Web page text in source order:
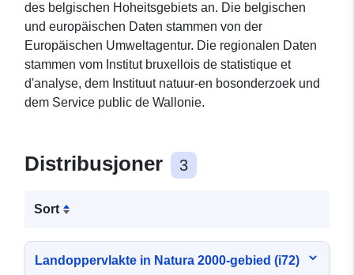
des belgischen Hoheitsgebiets an. Die belgischen
und europäischen Daten stammen von der
Europäischen Umweltagentur. Die regionalen Daten
stammen vom Institut bruxellois de statistique et
d'analyse, dem Instituut natuur-en bosonderzoek und
dem Service public de Wallonie.
Distribusjoner 3
Sort
Landoppervlakte in Natura 2000-gebied (i72)